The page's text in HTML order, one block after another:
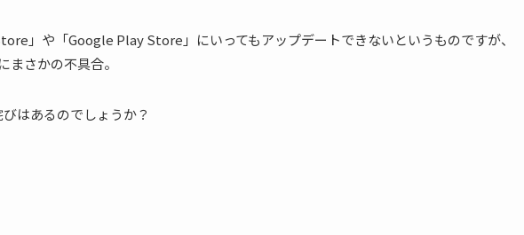
」や「Google Play Store」にいってもアップデートできないというものですが、
まさかの不具合。
はあるのでしょうか？